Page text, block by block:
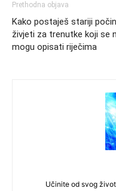
Prethodna objava
Kako postaješ stariji
živjeti za trenutke koji se
mogu opisati riječima
Učinite od svog